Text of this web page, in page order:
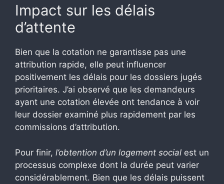
Impact sur les délais
d’attente
Bien que la cotation ne garantisse pas une
attribution rapide, elle peut influencer
positivement les délais pour les dossiers jugés
prioritaires. J’ai observé que les demandeurs
ayant une cotation élevée ont tendance à voir
leur dossier examiné plus rapidement par les
commissions d’attribution.
Pour finir, l’obtention d’un logement social est un
processus complexe dont la durée peut varier
considérablement. Bien que les délais puissent